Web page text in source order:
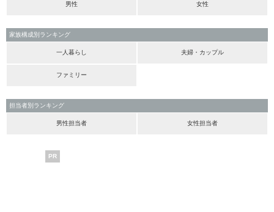
男性 女性
家族構成別ランキング
一人暮らし 夫婦・カップル
ファミリー
担当者別ランキング
男性担当者 女性担当者
PR